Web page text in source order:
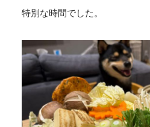
特別な時間でした。